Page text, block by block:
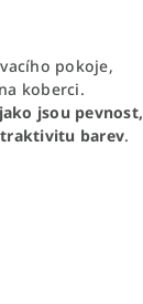
pokoje,
koberci.
jsou pevnost,
barev.